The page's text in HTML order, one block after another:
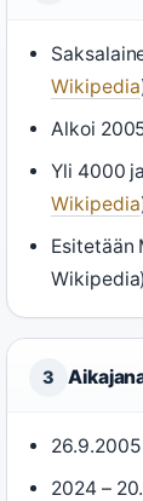
Wikipedia
Alkoi
Yli 4000
Wikipedia
Esitetään
Wikipedia)
3
2024 –